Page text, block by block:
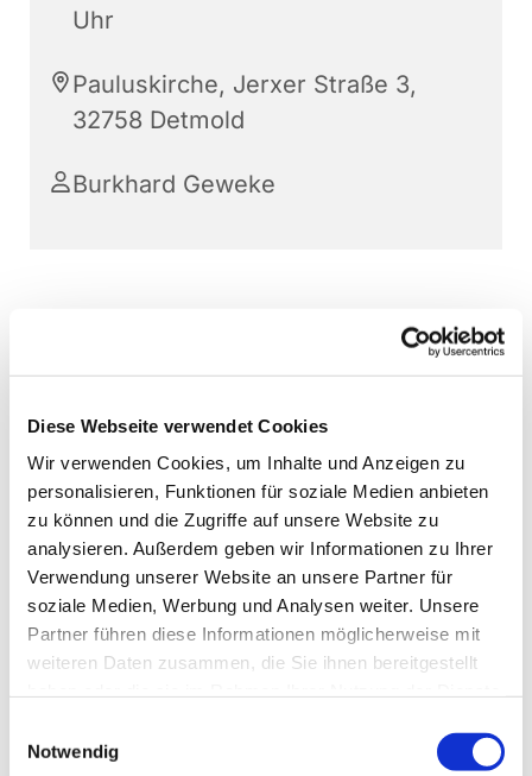
Diese Webseite verwendet Cookies
Wir verwenden Cookies, um Inhalte und Anzeigen zu
personalisieren, Funktionen für soziale Medien anbieten
zu können und die Zugriffe auf unsere Website zu
analysieren. Außerdem geben wir Informationen zu Ihrer
Verwendung unserer Website an unsere Partner für
soziale Medien, Werbung und Analysen weiter. Unsere
Partner führen diese Informationen möglicherweise mit
weiteren Daten zusammen, die Sie ihnen bereitgestellt
Notwendig
Uhr
Pauluskirche, Jerxer Straße 3,
32758 Detmold
Burkhard Geweke